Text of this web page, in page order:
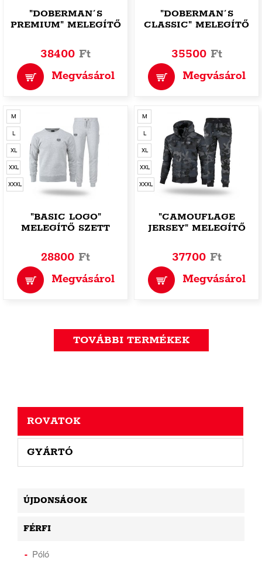
"DOBERMAN´S
PREMIUM" MELEGÍTŐ
38400 Ft
Megvásárol
"DOBERMAN´S
CLASSIC" MELEGÍTŐ
35500 Ft
Megvásárol
M
L
XL
XXL
XXXL
"BASIC LOGO"
MELEGÍTŐ SZETT
28800 Ft
Megvásárol
M
L
XL
XXL
XXXL
"CAMOUFLAGE
JERSEY" MELEGÍTŐ
37700 Ft
Megvásárol
TOVÁBBI TERMÉKEK
ROVATOK
GYÁRTÓ
ÚJDONSÁGOK
FÉRFI
Póló